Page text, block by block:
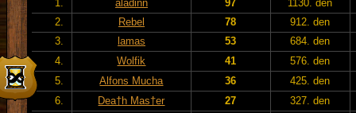
1.
aladinn 97
1130. den
2.
Rebel 78
912. den
3.
lamas 53
684. den
4.
Wolfik 41
576. den
5.
Alfons Mucha 36
425. den
6.
Dea†h Mas†er 27
327. den